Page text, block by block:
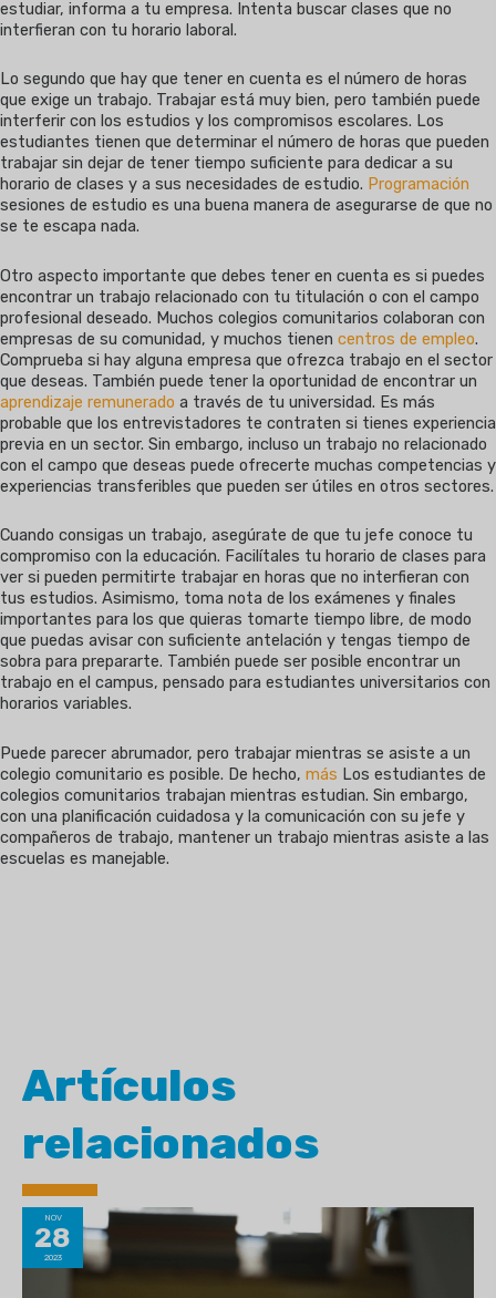
estudiar, informa a tu empresa. Intenta buscar clases que no
interfieran con tu horario laboral.
Lo segundo que hay que tener en cuenta es el número de horas
que exige un trabajo. Trabajar está muy bien, pero también puede
interferir con los estudios y los compromisos escolares. Los
estudiantes tienen que determinar el número de horas que pueden
trabajar sin dejar de tener tiempo suficiente para dedicar a su
horario de clases y a sus necesidades de estudio. Programación
sesiones de estudio es una buena manera de asegurarse de que no
se te escapa nada.
Otro aspecto importante que debes tener en cuenta es si puedes
encontrar un trabajo relacionado con tu titulación o con el campo
profesional deseado. Muchos colegios comunitarios colaboran con
empresas de su comunidad, y muchos tienen centros de empleo.
Comprueba si hay alguna empresa que ofrezca trabajo en el sector
que deseas. También puede tener la oportunidad de encontrar un
aprendizaje remunerado a través de tu universidad. Es más
probable que los entrevistadores te contraten si tienes experiencia
previa en un sector. Sin embargo, incluso un trabajo no relacionado
con el campo que deseas puede ofrecerte muchas competencias y
experiencias transferibles que pueden ser útiles en otros sectores.
Cuando consigas un trabajo, asegúrate de que tu jefe conoce tu
compromiso con la educación. Facilítales tu horario de clases para
ver si pueden permitirte trabajar en horas que no interfieran con
tus estudios. Asimismo, toma nota de los exámenes y finales
importantes para los que quieras tomarte tiempo libre, de modo
que puedas avisar con suficiente antelación y tengas tiempo de
sobra para prepararte. También puede ser posible encontrar un
trabajo en el campus, pensado para estudiantes universitarios con
horarios variables.
Puede parecer abrumador, pero trabajar mientras se asiste a un
colegio comunitario es posible. De hecho, más Los estudiantes de
colegios comunitarios trabajan mientras estudian. Sin embargo,
con una planificación cuidadosa y la comunicación con su jefe y
compañeros de trabajo, mantener un trabajo mientras asiste a las
escuelas es manejable.
Artículos
relacionados
NOV
28
2023